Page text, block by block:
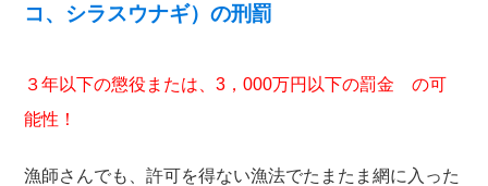
コ、シラスウナギ）の刑罰
３年以下の懲役または、3，000万円以下の罰金 の可
能性！
漁師さんでも、許可を得ない漁法でたまたま網に入った